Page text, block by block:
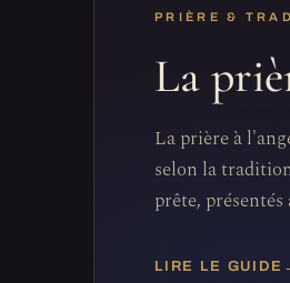
PRIÈRE &
La
La prière à
selon la
prête, présentés
LIRE LE GUIDE